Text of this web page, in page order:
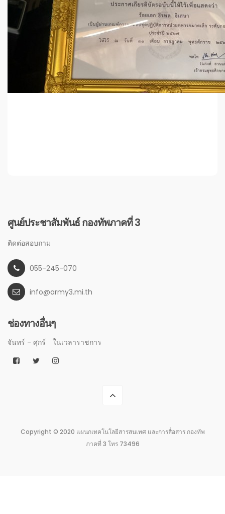
ศูนย์ประชาสัมพันธ์ กองทัพภาคที่ 3
ติดต่อสอบถาม
055-245-070
info@army3.mi.th
ช่องทางอื่นๆ
จันทร์ - ศุกร์ ในเวลาราชการ
Copyright © 2020 แผนกเทคโนโลยีสารสนเทศ และการสื่อสาร กองทัพ
ภาคที่ 3 โทร 73496